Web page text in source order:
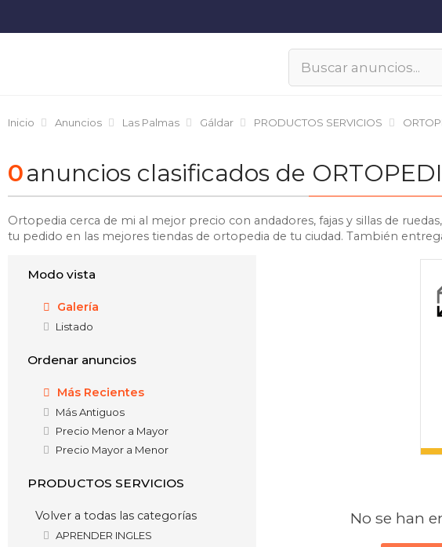
Inicio Anuncios Las Palmas Gáldar PRODUCTOS SERVICIOS
0anuncios clasificados de
Ortopedia cerca de mi al mejor precio con andadores, fajas y sillas de
tu pedido en las mejores tiendas de ortopedia de tu ciudad. También
Modo vista
Galería
Listado
Ordenar anuncios
Más Recientes
Más Antiguos
Precio Menor a Mayor
Precio Mayor a Menor
PRODUCTOS SERVICIOS
Volver a todas las categorías
APRENDER INGLES
No se han